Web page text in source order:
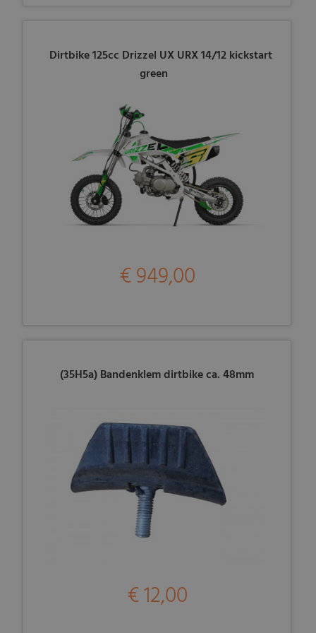
Dirtbike 125cc Drizzel UX URX 14/12 kickstart
green
€ 949,00
(35H5a) Bandenklem dirtbike ca. 48mm
€ 12,00